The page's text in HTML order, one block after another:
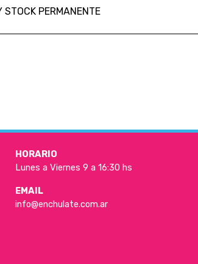
STOCK PERMANENTE
HORARIO
Lunes a Viernes 9 a 16:30 hs
EMAIL
info@enchulate.com.ar